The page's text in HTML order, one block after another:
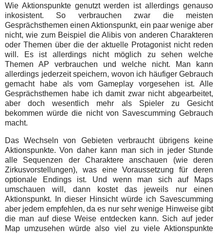
Wie Aktionspunkte genutzt werden ist allerdings genauso
inkosistent. So verbrauchen zwar die meisten
Gesprächsthemen einen Aktionspunkt, ein paar wenige aber
nicht, wie zum Beispiel die Alibis von anderen Charakteren
oder Themen über die der aktuelle Protagonist nicht reden
will. Es ist allerdings nicht möglich zu sehen welche
Themen AP verbrauchen und welche nicht. Man kann
allerdings jederzeit speichern, wovon ich häufiger Gebrauch
gemacht habe als vom Gameplay vorgesehen ist. Alle
Gesprächsthemen habe ich damit zwar nicht abgearbeitet,
aber doch wesentlich mehr als Spieler zu Gesicht
bekommen würde die nicht von Savescumming Gebrauch
macht.
Das Wechseln von Gebieten verbraucht übrigens keine
Aktionspunkte. Von daher kann man sich in jeder Stunde
alle Sequenzen der Charaktere anschauen (wie deren
Zirkusvorstellungen), was eine Voraussetzung für deren
optionale Endings ist. Und wenn man sich auf Maps
umschauen will, dann kostet das jeweils nur einen
Aktionspunkt. In dieser Hinsicht würde ich Savescumming
aber jedem empfehlen, da es nur sehr wenige Hinweise gibt
die man auf diese Weise entdecken kann. Sich auf jeder
Map umzusehen würde also viel zu viele Aktionspunkte